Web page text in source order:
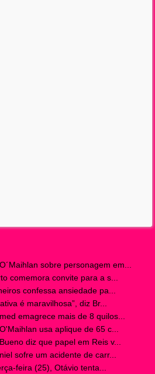
sobre personagem em...
comemora convite para a s...
confessa ansiedade pa...
é maravilhosa”, diz Br...
emagrece mais de 8 quilos...
usa aplique de 65 c...
diz que papel em Reis v...
sofre um acidente de carr...
feira (25), Otávio tenta...